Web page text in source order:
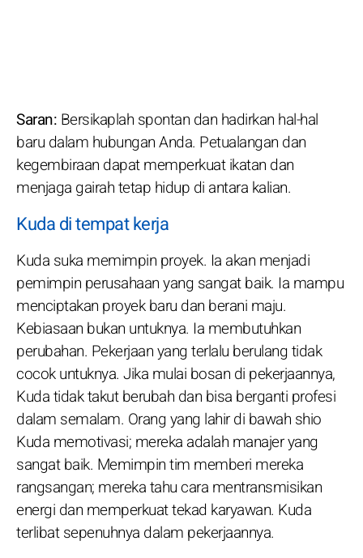
Saran: Bersikaplah spontan dan hadirkan hal-hal
baru dalam hubungan Anda. Petualangan dan
kegembiraan dapat memperkuat ikatan dan
menjaga gairah tetap hidup di antara kalian.
Kuda di tempat kerja
Kuda suka memimpin proyek. Ia akan menjadi
pemimpin perusahaan yang sangat baik. Ia mampu
menciptakan proyek baru dan berani maju.
Kebiasaan bukan untuknya. Ia membutuhkan
perubahan. Pekerjaan yang terlalu berulang tidak
cocok untuknya. Jika mulai bosan di pekerjaannya,
Kuda tidak takut berubah dan bisa berganti profesi
dalam semalam. Orang yang lahir di bawah shio
Kuda memotivasi; mereka adalah manajer yang
sangat baik. Memimpin tim memberi mereka
rangsangan; mereka tahu cara mentransmisikan
energi dan memperkuat tekad karyawan. Kuda
terlibat sepenuhnya dalam pekerjaannya.